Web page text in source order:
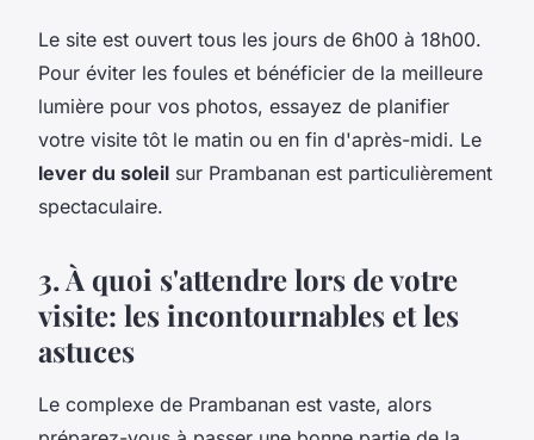
Le site est ouvert tous les jours de 6h00 à 18h00.
Pour éviter les foules et bénéficier de la meilleure
lumière pour vos photos, essayez de planifier
votre visite tôt le matin ou en fin d'après-midi. Le
lever du soleil sur Prambanan est particulièrement
spectaculaire.
3. À quoi s'attendre lors de votre
visite: les incontournables et les
astuces
Le complexe de Prambanan est vaste, alors